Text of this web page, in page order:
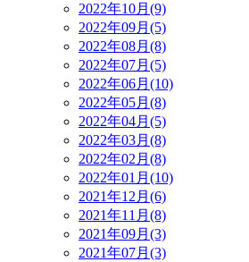
2022年10月(9)
2022年09月(5)
2022年08月(8)
2022年07月(5)
2022年06月(10)
2022年05月(8)
2022年04月(5)
2022年03月(8)
2022年02月(8)
2022年01月(10)
2021年12月(6)
2021年11月(8)
2021年09月(3)
2021年07月(3)